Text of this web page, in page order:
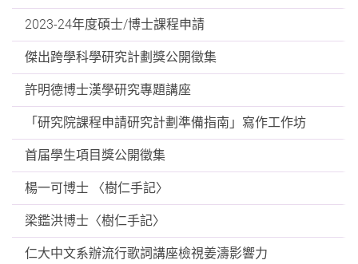
2023-24年度碩士/博士課程申請
傑出跨學科學研究計劃獎公開徵集
許明德博士漢學研究專題講座
「研究院課程申請研究計劃準備指南」寫作工作坊
首届學生項目獎公開徵集
楊一可博士 〈樹仁手記〉
梁鑑洪博士〈樹仁手記〉
仁大中文系辦流行歌詞講座檢視姜濤影響力